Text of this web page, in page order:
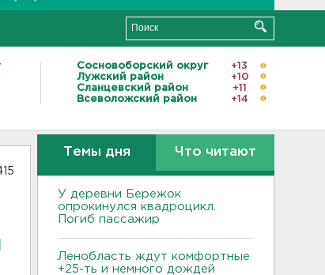
Сосновоборский округ
+13
Лужский район
+10
Сланцевский район
+11
Всеволожский район
+14
Темы дня Что читают
У деревни Бережок
опрокинулся квадроцикл.
Погиб пассажир
Ленобласть ждут комфортные
+25-ть и немного дождей